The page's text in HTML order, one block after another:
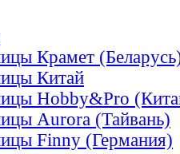
Крамет
Китай
Hobby&Pro
Aurora (Тайвань)
Finny (Германия)